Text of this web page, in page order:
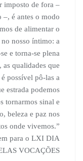
imposto de fora –
é antes o modo
de alimentar o
nosso íntimo: a
e torna-se plena
qualidades que
possível pô-las a
estrada podemos
tornarmos sinal e
beleza e paz nos
onde vivemos.”
para o LXI DIA
VOCAÇÕES